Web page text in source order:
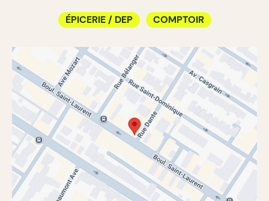
ÉPICERIE / DEP COMPTOIR